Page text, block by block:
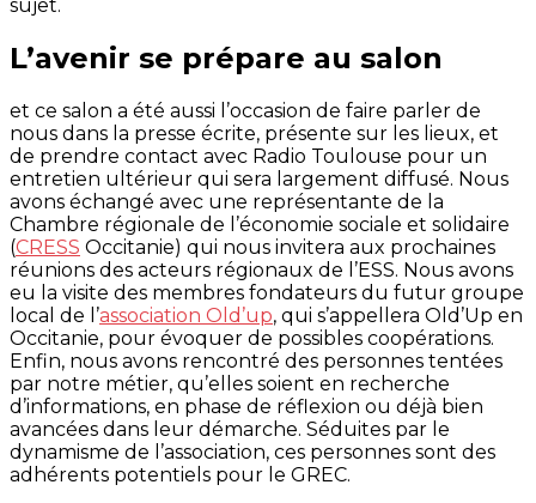
sujet.
L’avenir se prépare au salon
et ce salon a été aussi l’occasion de faire parler de
nous dans la presse écrite, présente sur les lieux, et
de prendre contact avec Radio Toulouse pour un
entretien ultérieur qui sera largement diffusé. Nous
avons échangé avec une représentante de la
Chambre régionale de l’économie sociale et solidaire
(CRESS Occitanie) qui nous invitera aux prochaines
réunions des acteurs régionaux de l’ESS. Nous avons
eu la visite des membres fondateurs du futur groupe
local de l’association Old’up, qui s’appellera Old’Up en
Occitanie, pour évoquer de possibles coopérations.
Enfin, nous avons rencontré des personnes tentées
par notre métier, qu’elles soient en recherche
d’informations, en phase de réflexion ou déjà bien
avancées dans leur démarche. Séduites par le
dynamisme de l’association, ces personnes sont des
adhérents potentiels pour le GREC.